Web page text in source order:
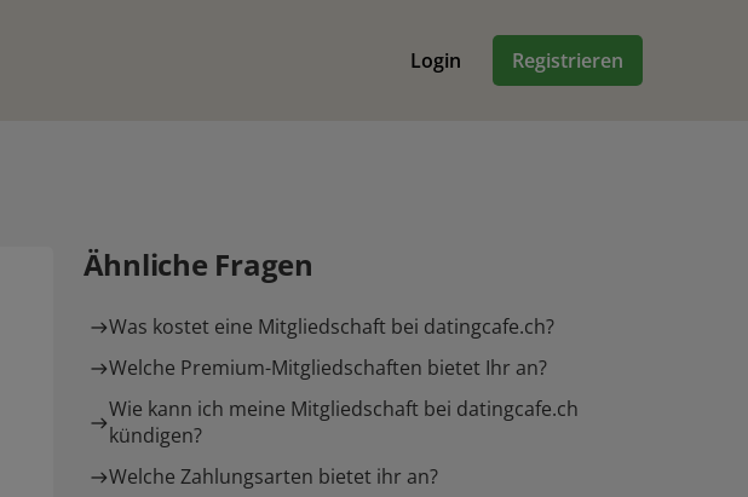
Login Registrieren
Ähnliche Fragen
Was kostet eine Mitgliedschaft bei datingcafe.ch?
Welche Premium-Mitgliedschaften bietet Ihr an?
Wie kann ich meine Mitgliedschaft bei datingcafe.ch
kündigen?
Welche Zahlungsarten bietet ihr an?